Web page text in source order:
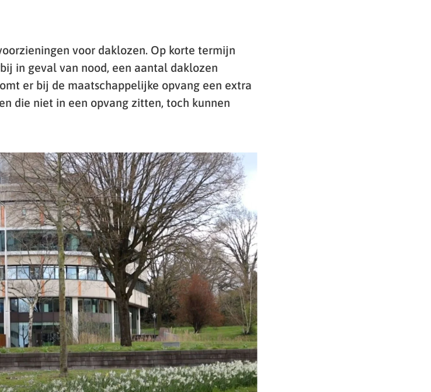
voor daklozen. Op korte termijn
in geval van nood, een aantal daklozen
er bij de maatschappelijke opvang een extra
die niet in een opvang zitten, toch kunnen